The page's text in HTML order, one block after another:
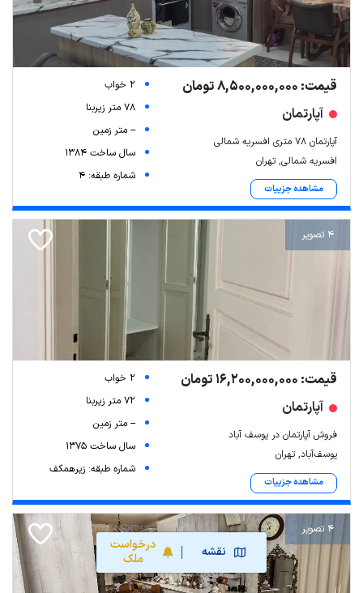
نقشه
درخواست
ملک
قیمت: 8,500,000,000 تومان
آپارتمان
آپارتمان 78 متری افسریه شمالی
افسریه شمالی, تهران
مشاهده جزییات
2 خواب
78 متر زیربنا
-- متر زمین
سال ساخت 1384
شماره طبقه: 4
4 تصویر
قیمت: 16,200,000,000 تومان
آپارتمان
فروش آپارتمان در یوسف آباد
یوسف‌آباد, تهران
مشاهده جزییات
2 خواب
72 متر زیربنا
-- متر زمین
سال ساخت 1375
شماره طبقه: زیرهمکف
4 تصویر